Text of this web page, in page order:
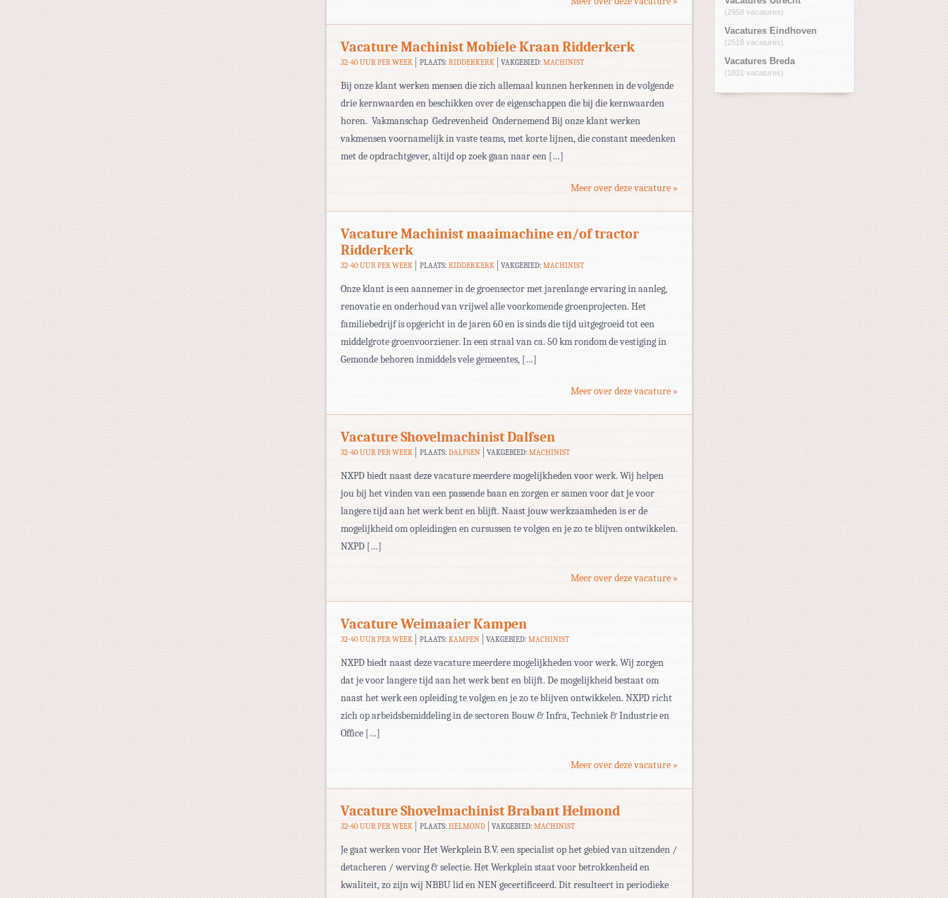
Vacature Machinist Mobiele Kraan Ridderkerk
32-40 UUR PER WEEK PLAATS: RIDDERKERK VAKGEBIED:MACHINIST
Bij onze klant werken mensen die zich allemaal kunnen herkennen in de volgende
drie kernwaarden en beschikken over de eigenschappen die bij die kernwaarden
horen.  Vakmanschap  Gedrevenheid  Ondernemend Bij onze klant werken
vakmensen voornamelijk in vaste teams, met korte lijnen, die constant meedenken
met de opdrachtgever, altijd op zoek gaan naar een […]
Meer over deze vacature »
Vacature Machinist maaimachine en/of tractor
Ridderkerk
32-40 UUR PER WEEK PLAATS: RIDDERKERK VAKGEBIED:MACHINIST
Onze klant is een aannemer in de groensector met jarenlange ervaring in aanleg,
renovatie en onderhoud van vrijwel alle voorkomende groenprojecten. Het
familiebedrijf is opgericht in de jaren 60 en is sinds die tijd uitgegroeid tot een
middelgrote groenvoorziener. In een straal van ca. 50 km rondom de vestiging in
Gemonde behoren inmiddels vele gemeentes, […]
Meer over deze vacature »
Vacature Shovelmachinist Dalfsen
32-40 UUR PER WEEK PLAATS: DALFSEN VAKGEBIED:MACHINIST
NXPD biedt naast deze vacature meerdere mogelijkheden voor werk. Wij helpen
jou bij het vinden van een passende baan en zorgen er samen voor dat je voor
langere tijd aan het werk bent en blijft. Naast jouw werkzaamheden is er de
mogelijkheid om opleidingen en cursussen te volgen en je zo te blijven ontwikkelen.
NXPD […]
Meer over deze vacature »
Vacature Weimaaier Kampen
32-40 UUR PER WEEK PLAATS: KAMPEN VAKGEBIED:MACHINIST
NXPD biedt naast deze vacature meerdere mogelijkheden voor werk. Wij zorgen
dat je voor langere tijd aan het werk bent en blijft. De mogelijkheid bestaat om
naast het werk een opleiding te volgen en je zo te blijven ontwikkelen. NXPD richt
zich op arbeidsbemiddeling in de sectoren Bouw & Infra, Techniek & Industrie en
Office […]
Meer over deze vacature »
Vacature Shovelmachinist Brabant Helmond
32-40 UUR PER WEEK PLAATS: HELMOND VAKGEBIED:MACHINIST
Je gaat werken voor Het Werkplein B.V. een specialist op het gebied van uitzenden /
detacheren / werving & selectie. Het Werkplein staat voor betrokkenheid en
kwaliteit, zo zijn wij NBBU lid en NEN gecertificeerd. Dit resulteert in periodieke
(2958 vacatures)
Vacatures Eindhoven
(2518 vacatures)
Vacatures Breda
(1831 vacatures)